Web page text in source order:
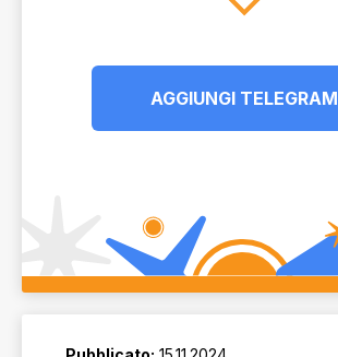
AGGIUNGI TELEGRAM